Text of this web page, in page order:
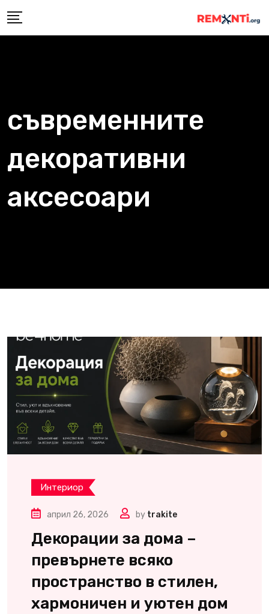
to
съвременните
декоративни
аксесоари
Интериор
април 26, 2026 by trakite
Декорации за дома –
превърнете всяко
пространство в стилен,
хармоничен и уютен дом